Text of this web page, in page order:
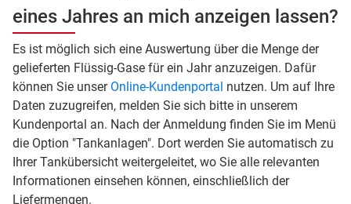
eines Jahres an mich anzeigen lassen?
Es ist möglich sich eine Auswertung über die Menge der
gelieferten Flüssig-Gase für ein Jahr anzuzeigen. Dafür
können Sie unser Online-Kundenportal nutzen. Um auf Ihre
Daten zuzugreifen, melden Sie sich bitte in unserem
Kundenportal an. Nach der Anmeldung finden Sie im Menü
die Option "Tankanlagen". Dort werden Sie automatisch zu
Ihrer Tankübersicht weitergeleitet, wo Sie alle relevanten
Informationen einsehen können, einschließlich der
Liefermengen.